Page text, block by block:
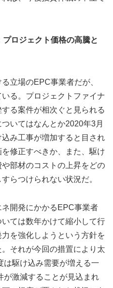
プロジェクト価格の高騰と
立場のEPC事業者だが、
る。プロジェクトファイナ
る案件が相次ぐと見られる
いてはなんとか2020年3月
み工事が増加すると目され
修正すべきか、また、駆け
部材のコストの上昇をどの
らつけられない状況だ。
開発にかかるEPC事業者
ては数年かけて縮小して行
を強化しようという方針を
それが今回の措置により太
は駆け込み需要が増える一
が激減することが見込まれ